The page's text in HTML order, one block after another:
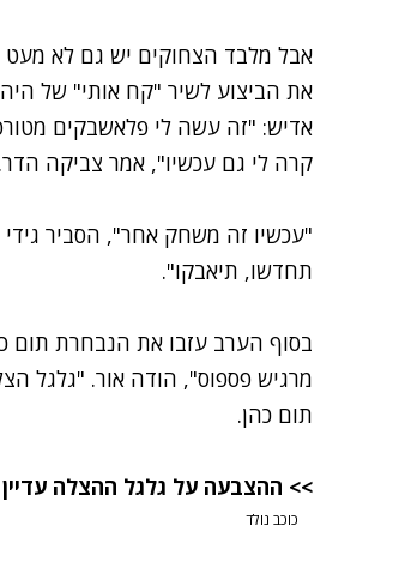
אבל מלבד הצחוקים יש גם לא מעט
את הביצוע לשיר "קח אותי" של
אדיש: "זה עשה לי פלאשבקים
קרה לי גם עכשיו", אמר צביקה הדר.
"עכשיו זה משחק אחר", הסביר
תחדשו, תיאבקו".
בסוף הערב עזבו את הנבחרת תום
מרגיש פספוס", הודה אור. "גלגל
תום כהן.
>> ההצבעה על גלגל ההצלה
כוכב נולד